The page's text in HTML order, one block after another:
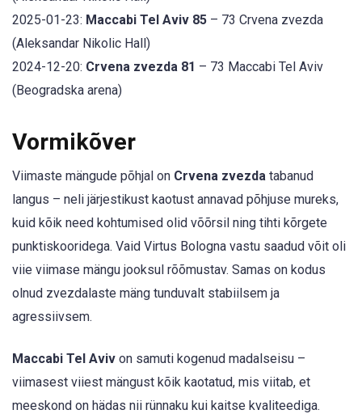
2025-01-23: Maccabi Tel Aviv 85 – 73 Crvena zvezda
(Aleksandar Nikolic Hall)
2024-12-20: Crvena zvezda 81 – 73 Maccabi Tel Aviv
(Beogradska arena)
Vormikõver
Viimaste mängude põhjal on Crvena zvezda tabanud
langus – neli järjestikust kaotust annavad põhjuse mureks,
kuid kõik need kohtumised olid võõrsil ning tihti kõrgete
punktiskooridega. Vaid Virtus Bologna vastu saadud võit oli
viie viimase mängu jooksul rõõmustav. Samas on kodus
olnud zvezdalaste mäng tunduvalt stabiilsem ja
agressiivsem.
Maccabi Tel Aviv on samuti kogenud madalseisu –
viimasest viiest mängust kõik kaotatud, mis viitab, et
meeskond on hädas nii rünnaku kui kaitse kvaliteediga.